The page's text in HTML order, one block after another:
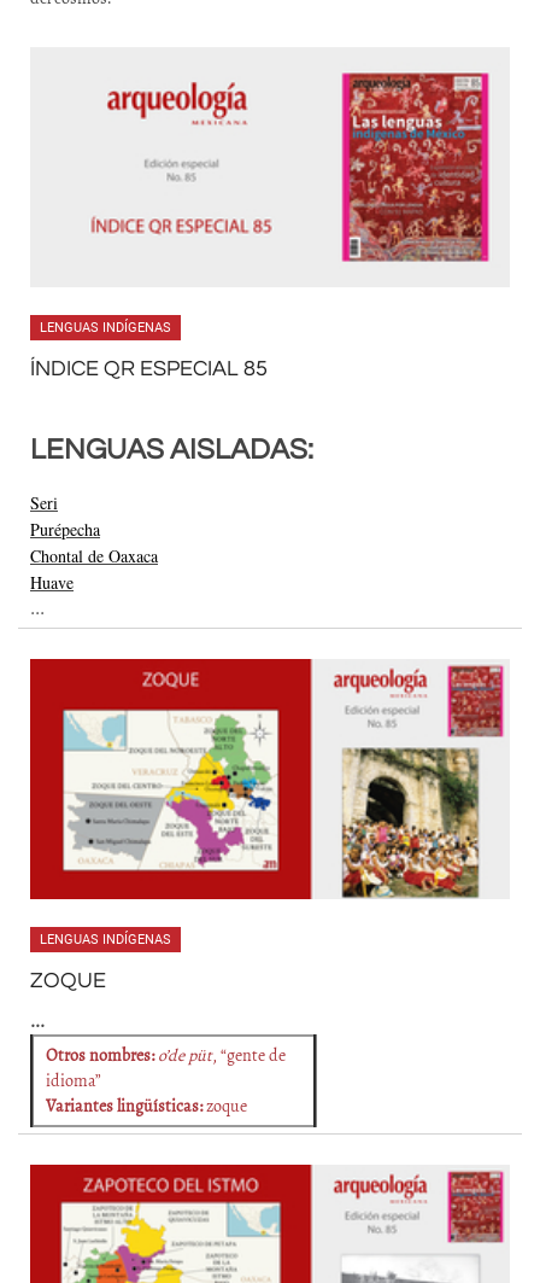
LENGUAS INDÍGENAS
ÍNDICE QR ESPECIAL 85
LENGUAS AISLADAS:
Seri
Purépecha
Chontal de Oaxaca
Huave
...
LENGUAS INDÍGENAS
ZOQUE
...
Otros nombres: o’de püt, “gente de
idioma”
Variantes lingüísticas:zoque